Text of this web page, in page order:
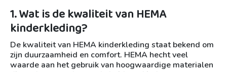
1. Wat is de kwaliteit van HEMA
kinderkleding?
De kwaliteit van HEMA kinderkleding staat bekend om
zijn duurzaamheid en comfort. HEMA hecht veel
waarde aan het gebruik van hoogwaardige materialen